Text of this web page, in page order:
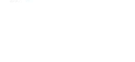
ン